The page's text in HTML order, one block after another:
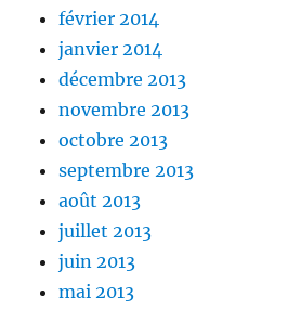
février 2014
janvier 2014
décembre 2013
novembre 2013
octobre 2013
septembre 2013
août 2013
juillet 2013
juin 2013
mai 2013